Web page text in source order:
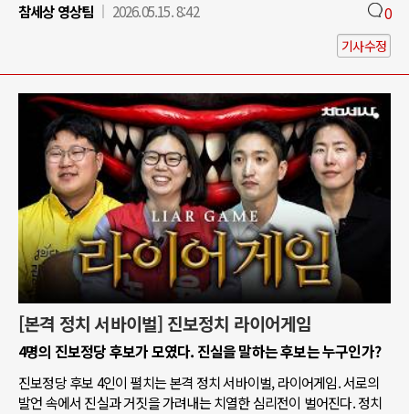
참세상 영상팀
2026.05.15. 8:42 0
기사수정
[본격 정치 서바이벌] 진보정치 라이어게임
4명의 진보정당 후보가 모였다. 진실을 말하는 후보는 누구인가?
진보정당 후보 4인이 펼치는 본격 정치 서바이벌, 라이어게임. 서로의
발언 속에서 진실과 거짓을 가려내는 치열한 심리전이 벌어진다. 정치